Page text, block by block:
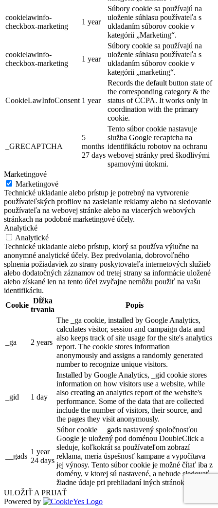
cookielawinfo-
checkbox-marketing
1 year
Súbory cookie sa používajú na
uloženie súhlasu používateľa s
ukladaním súborov cookie v
kategórii „Marketing“.
cookielawinfo-
checkbox-marketing
1 year
Súbory cookie sa používajú na
uloženie súhlasu používateľa s
ukladaním súborov cookie v
kategórii „marketing“.
CookieLawInfoConsent 1 year
Records the default button state of
the corresponding category & the
status of CCPA. It works only in
coordination with the primary
cookie.
_GRECAPTCHA
5
months
27 days
Tento súbor cookie nastavuje
služba Google recaptcha na
identifikáciu robotov na ochranu
webovej stránky pred škodlivými
spamovými útokmi.
Marketingové
Marketingové
Technické ukladanie alebo prístup je potrebný na vytvorenie
používateľských profilov na zasielanie reklamy alebo na sledovanie
používateľa na webovej stránke alebo na viacerých webových
stránkach na podobné marketingové účely.
Analytické
Analytické
Technické ukladanie alebo prístup, ktorý sa používa výlučne na
anonymné analytické účely. Bez predvolania, dobrovoľného
splnenia požiadaviek zo strany poskytovateľa internetových služieb
alebo dodatočných záznamov od tretej strany sa informácie uložené
alebo získané len na tento účel zvyčajne nemôžu použiť na vašu
identifikáciu.
Cookie
Dĺžka
trvania
Popis
_ga 2 years
The _ga cookie, installed by Google Analytics,
calculates visitor, session and campaign data and
also keeps track of site usage for the site's analytics
report. The cookie stores information
anonymously and assigns a randomly generated
number to recognize unique visitors.
_gid 1 day
Installed by Google Analytics, _gid cookie stores
information on how visitors use a website, while
also creating an analytics report of the website's
performance. Some of the data that are collected
include the number of visitors, their source, and
the pages they visit anonymously.
__gads
1 year
24 days
Súbor cookie __gads nastavený spoločnosťou
Google je uložený pod doménou DoubleClick a
sleduje, koľkokrát sa používateľom zobrazí
reklama, meria úspešnosť kampane a vypočítava
jej výnosy. Tento súbor cookie je možné čítať iba z
domény, v ktorej sú nastavené, a nebude sledovať
žiadne údaje pri prehliadaní iných stránok.
ULOŽIŤ A PRIJAŤ
Powered by